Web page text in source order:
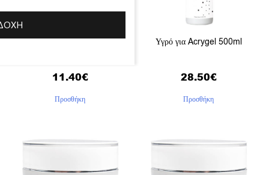
Υγρό για Acrygel 150ml
11.40€
Προσθήκη
Υγρό για Acrygel 500ml
28.50€
Προσθήκη